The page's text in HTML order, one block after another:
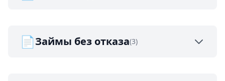
📄Займы без отказа(3)